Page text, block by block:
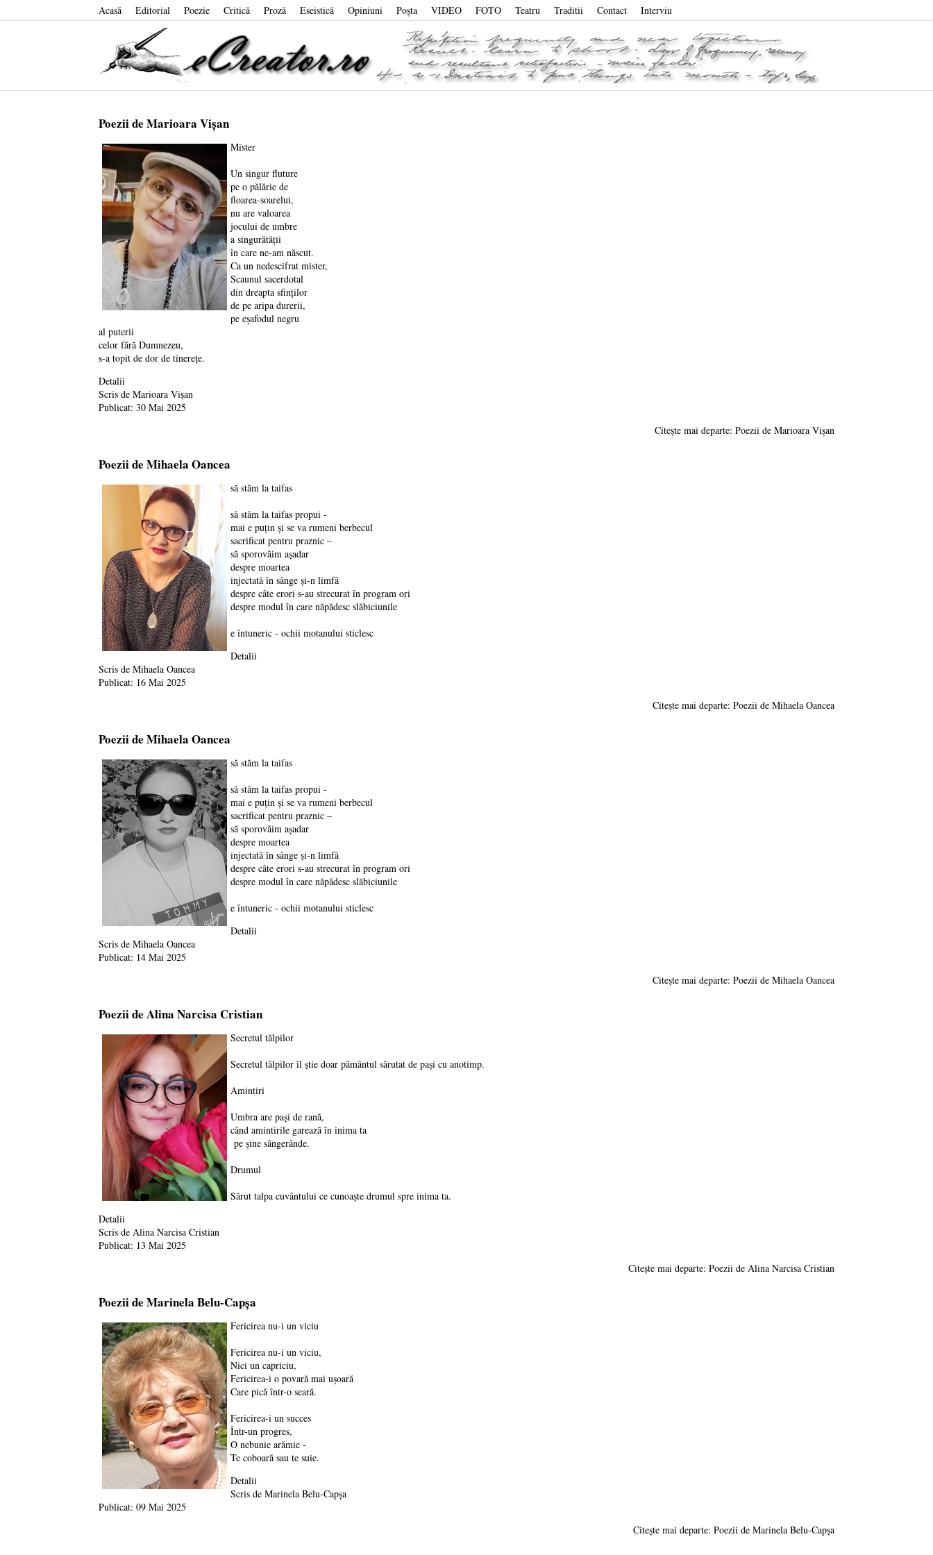
Acasă Editorial Poezie Critică Proză Eseistică Opiniuni Poşta VIDEO FOTO Teatru Traditii Contact Interviu
Poezii de Marioara Vișan
Mister
Un singur fluture
pe o pălărie de
floarea-soarelui,
nu are valoarea
jocului de umbre
a singurătății
în care ne-am născut.
Ca un nedescifrat mister,
Scaunul sacerdotal
din dreapta sfinților
de pe aripa durerii,
pe eșafodul negru
al puterii
celor fără Dumnezeu,
s-a topit de dor de tinerețe.
Detalii
Scris de Marioara Vișan
Publicat: 30 Mai 2025
Citește mai departe: Poezii de Marioara Vișan
Poezii de Mihaela Oancea
să stăm la taifas
să stăm la taifas propui -
mai e puțin și se va rumeni berbecul
sacrificat pentru praznic –
să sporovăim așadar
despre moartea
injectată în sânge și-n limfă
despre câte erori s-au strecurat în program ori
despre modul în care năpădesc slăbiciunile
e întuneric - ochii motanului sticlesc
Detalii
Scris de Mihaela Oancea
Publicat: 16 Mai 2025
Citește mai departe: Poezii de Mihaela Oancea
Poezii de Mihaela Oancea
să stăm la taifas
să stăm la taifas propui -
mai e puțin și se va rumeni berbecul
sacrificat pentru praznic –
să sporovăim așadar
despre moartea
injectată în sânge și-n limfă
despre câte erori s-au strecurat în program ori
despre modul în care năpădesc slăbiciunile
e întuneric - ochii motanului sticlesc
Detalii
Scris de Mihaela Oancea
Publicat: 14 Mai 2025
Citește mai departe: Poezii de Mihaela Oancea
Poezii de Alina Narcisa Cristian
Secretul tălpilor
Secretul tălpilor îl știe doar pământul sărutat de pași cu anotimp.
Amintiri
Umbra are pași de rană,
când amintirile garează în inima ta
pe șine sângerânde.
Drumul
Sărut talpa cuvântului ce cunoaște drumul spre inima ta.
Detalii
Scris de Alina Narcisa Cristian
Publicat: 13 Mai 2025
Citește mai departe: Poezii de Alina Narcisa Cristian
Poezii de Marinela Belu-Capșa
Fericirea nu-i un viciu
Fericirea nu-i un viciu,
Nici un capriciu,
Fericirea-i o povară mai ușoară
Care pică într-o seară.
Fericirea-i un succes
Într-un progres,
O nebunie arămie -
Te coboară sau te suie.
Detalii
Scris de Marinela Belu-Capșa
Publicat: 09 Mai 2025
Citește mai departe: Poezii de Marinela Belu-Capșa